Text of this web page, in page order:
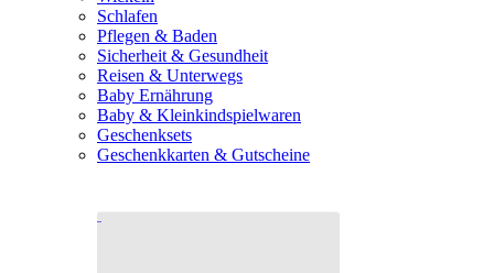
Schlafen
Pflegen & Baden
Sicherheit & Gesundheit
Reisen & Unterwegs
Baby Ernährung
Baby & Kleinkindspielwaren
Geschenksets
Geschenkkarten & Gutscheine